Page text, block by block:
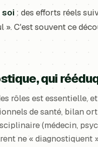
soi : des efforts réels
». C'est souvent ce
qui
rôles est essentielle,
de santé, bilan
(médecin,
ne « diagnostiquent